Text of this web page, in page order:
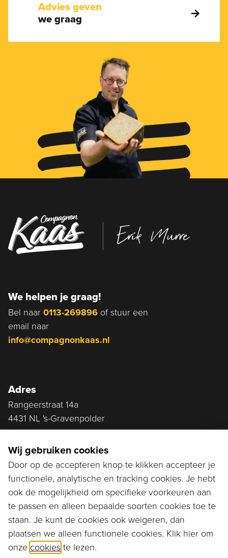
Advies geven
we graag
Erik Murre
We helpen je graag!
Bel naar 0113-269896 of stuur een
email naar
info@compagnonkaas.nl
Adres
Rangeerstraat 14a
4431 NL 's-Gravenpolder
Ga naar...
Bestellen
Diensten
Assortiment
Wij gebruiken cookies
Door op de accepteren knop te klikken accepteer je
functionele, analytische en tracking cookies. Je hebt
ook de mogelijkheid om specifieke voorkeuren aan
te passen en alleen bepaalde soorten cookies toe te
staan. Je kunt de cookies ook weigeren, dan
plaatsen we alleen functionele cookies. Klik hier om
onze cookies te lezen.